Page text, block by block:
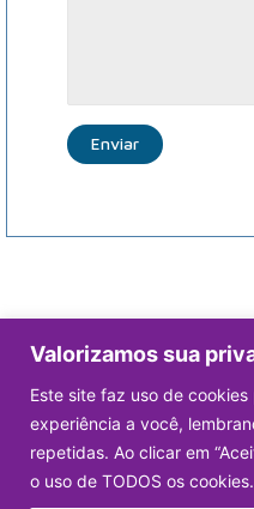
Valorizamos sua
Este site faz uso de
experiência a você,
repetidas. Ao clicar em
o uso de TODOS os cookies.
MPT FIOS E CABOS
CONTATO DIRETO
contato@mptcable.com.br